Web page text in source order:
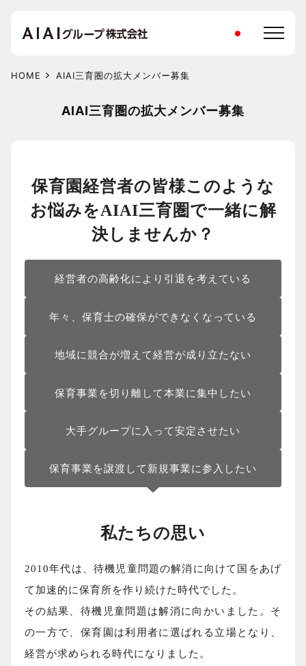
HOME AIAI三育圏の拡大メンバー募集
AIAI三育圏の拡大メンバー募集
保育園経営者の皆様このような
お悩みをAIAI三育圏で一緒に解
決しませんか？
経営者の高齢化により引退を考えている
年々、保育士の確保ができなくなっている
地域に競合が増えて経営が成り立たない
保育事業を切り離して本業に集中したい
大手グループに入って安定させたい
保育事業を譲渡して新規事業に参入したい
私たちの思い
2010年代は、待機児童問題の解消に向けて国をあげ
て加速的に保育所を作り続けた時代でした。
その結果、待機児童問題は解消に向かいました。そ
の一方で、保育園は利用者に選ばれる立場となり、
経営が求められる時代になりました。